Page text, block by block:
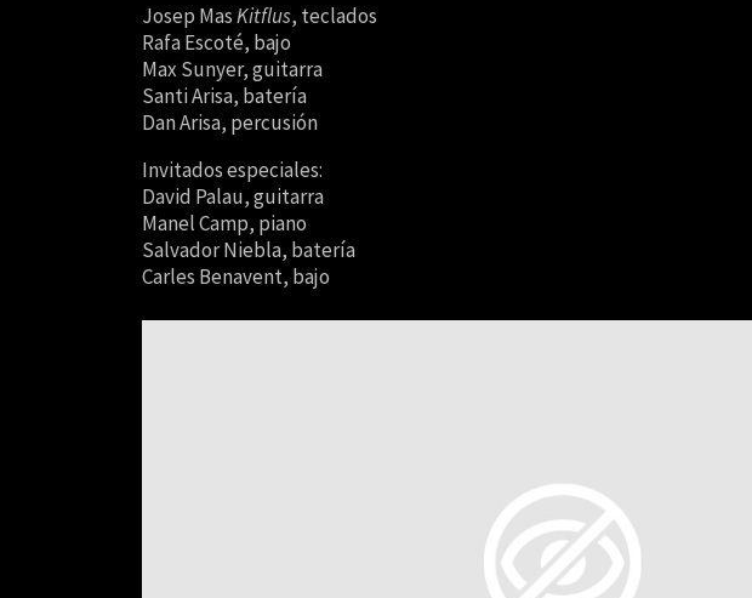
Josep MasKitflus, teclados
Rafa Escoté, bajo
Max Sunyer, guitarra
Santi Arisa, batería
Dan Arisa, percusión
Invitados especiales:
David Palau, guitarra
Manel Camp, piano
Salvador Niebla, batería
Carles Benavent, bajo